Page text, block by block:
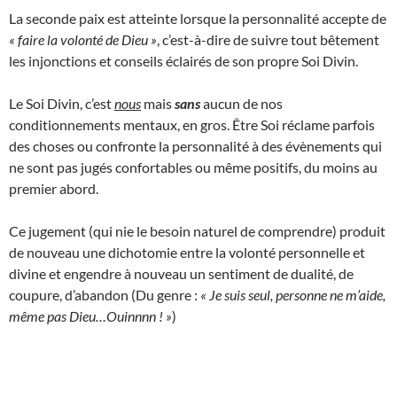
La seconde paix est atteinte lorsque la personnalité accepte de
« faire la volonté de Dieu » , c’est-à-dire de suivre tout bêtement
les injonctions et conseils éclairés de son propre Soi Divin.
Le Soi Divin, c’estnous maissansaucun de nos
conditionnements mentaux, en gros. Être Soi réclame parfois
des choses ou confronte la personnalité à des évènements qui
ne sont pas jugés confortables ou même positifs, du moins au
premier abord.
Ce jugement (qui nie le besoin naturel de comprendre) produit
de nouveau une dichotomie entre la volonté personnelle et
divine et engendre à nouveau un sentiment de dualité, de
coupure, d’abandon (Du genre : « Je suis seul, personne ne m’aide,
même pas Dieu…Ouinnnn ! »)